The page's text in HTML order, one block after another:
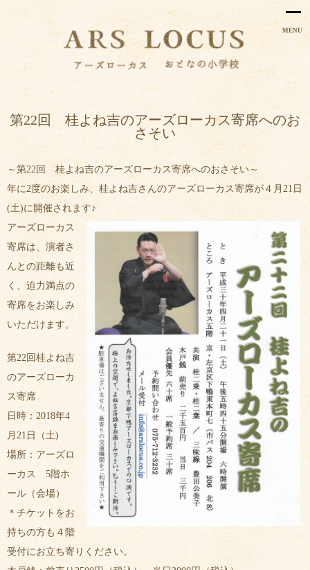
MENU
第22回 桂よね吉のアーズローカス寄席へのお
さそい
～第22回 桂よね吉のアーズローカス寄席へのおさそい～
年に2度のお楽しみ、桂よね吉さんのアーズローカス寄席が４月21日
(土)に開催されます♪
アーズローカス
寄席は、演者さ
んとの距離も近
く、迫力満点の
寄席をお楽しみ
いただけます。
第22回桂よね吉
のアーズローカ
ス寄席
日時：2018年4
月21日（土)
場所：アーズロ
ーカス 5階ホ
ール（会場）
＊チケットをお
持ちの方も４階
受付にお立ち寄りください。